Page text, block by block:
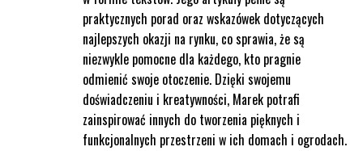
praktycznych porad oraz wskazówek dotyczących
najlepszych okazji na rynku, co sprawia, że są
niezwykle pomocne dla każdego, kto pragnie
odmienić swoje otoczenie. Dzięki swojemu
doświadczeniu i kreatywności, Marek potrafi
zainspirować innych do tworzenia pięknych i
funkcjonalnych przestrzeni w ich domach i ogrodach.